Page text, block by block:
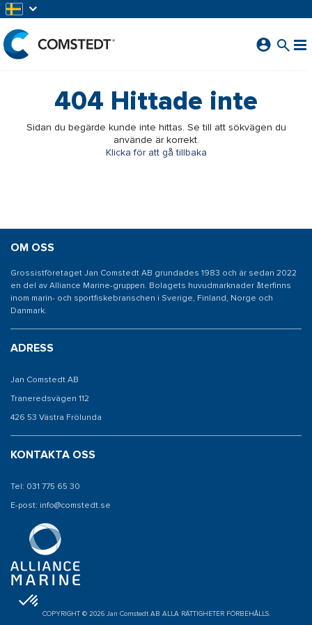
404 Hittade inte
Sidan du begärde kunde inte hittas. Se till att sökvägen du
använde är korrekt.
Klicka för att gå tillbaka
OM OSS
Grossistföretaget Jan Comstedt AB grundades 1983 och är sedan 2022
en del av Alliance Marine-gruppen. Bolagets huvudmarknader återfinns
inom marin- och sportfiskebranschen i Sverige, Finland, Norge och
Danmark.
ADRESS
Jan Comstedt AB
Traneredsvägen 112
426 53 Västra Frölunda
KONTAKTA OSS
Tel: 031 775 65 30
E-post: info@comstedt.se
COPYRIGHT © 2026 Jan Comstedt AB ALLA RÄTTIGHETER FÖRBEHÅLLS.